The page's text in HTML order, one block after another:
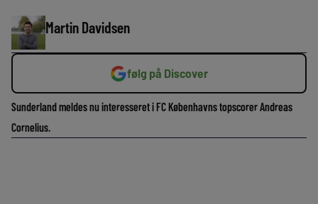
Martin Davidsen
følg på Discover
Sunderland meldes nu interesseret i FC Københavns topscorer Andreas
Cornelius.